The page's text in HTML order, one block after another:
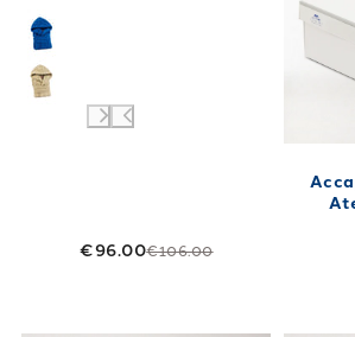
€96.00€106.00